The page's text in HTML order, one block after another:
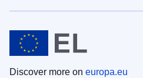
Discover more on europa.eu